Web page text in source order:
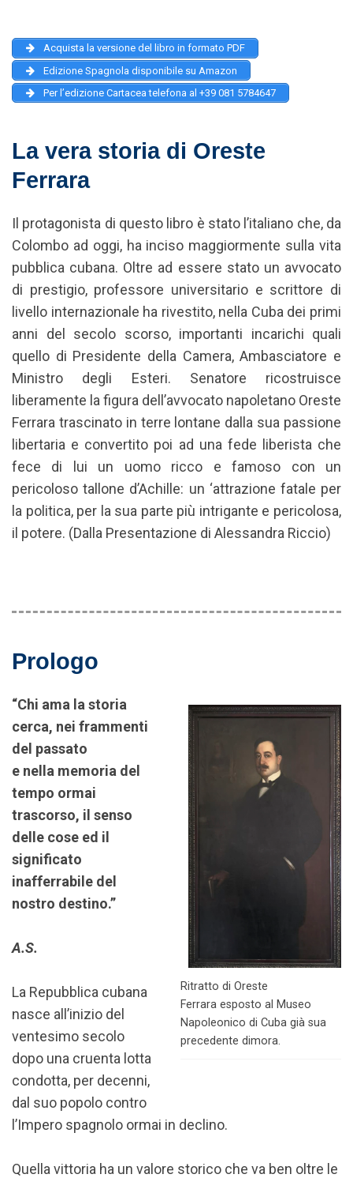
Acquista la versione del libro in formato PDF
Edizione Spagnola disponibile su Amazon
Per l’edizione Cartacea telefona al +39 081 5784647
La vera storia di Oreste
Ferrara
Il protagonista di questo libro è stato l’italiano che, da
Colombo ad oggi, ha inciso maggiormente sulla vita
pubblica cubana. Oltre ad essere stato un avvocato
di prestigio, professore universitario e scrittore di
livello internazionale ha rivestito, nella Cuba dei primi
anni del secolo scorso, importanti incarichi quali
quello di Presidente della Camera, Ambasciatore e
Ministro degli Esteri. Senatore ricostruisce
liberamente la figura dell’avvocato napoletano Oreste
Ferrara trascinato in terre lontane dalla sua passione
libertaria e convertito poi ad una fede liberista che
fece di lui un uomo ricco e famoso con un
pericoloso tallone d’Achille: un ‘attrazione fatale per
la politica, per la sua parte più intrigante e pericolosa,
il potere. (Dalla Presentazione di Alessandra Riccio)
Prologo
Ritratto di Oreste
Ferrara esposto al Museo
Napoleonico di Cuba già sua
precedente dimora.
“Chi ama la storia
cerca, nei frammenti
del passato
e nella memoria del
tempo ormai
trascorso, il senso
delle cose ed il
significato
inafferrabile del
nostro destino.”
A.S.
La Repubblica cubana
nasce all’inizio del
ventesimo secolo
dopo una cruenta lotta
condotta, per decenni,
dal suo popolo contro
l’Impero spagnolo ormai in declino.
Quella vittoria ha un valore storico che va ben oltre le